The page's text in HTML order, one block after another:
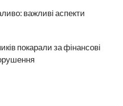
важливі аспекти
покарали за фінансові